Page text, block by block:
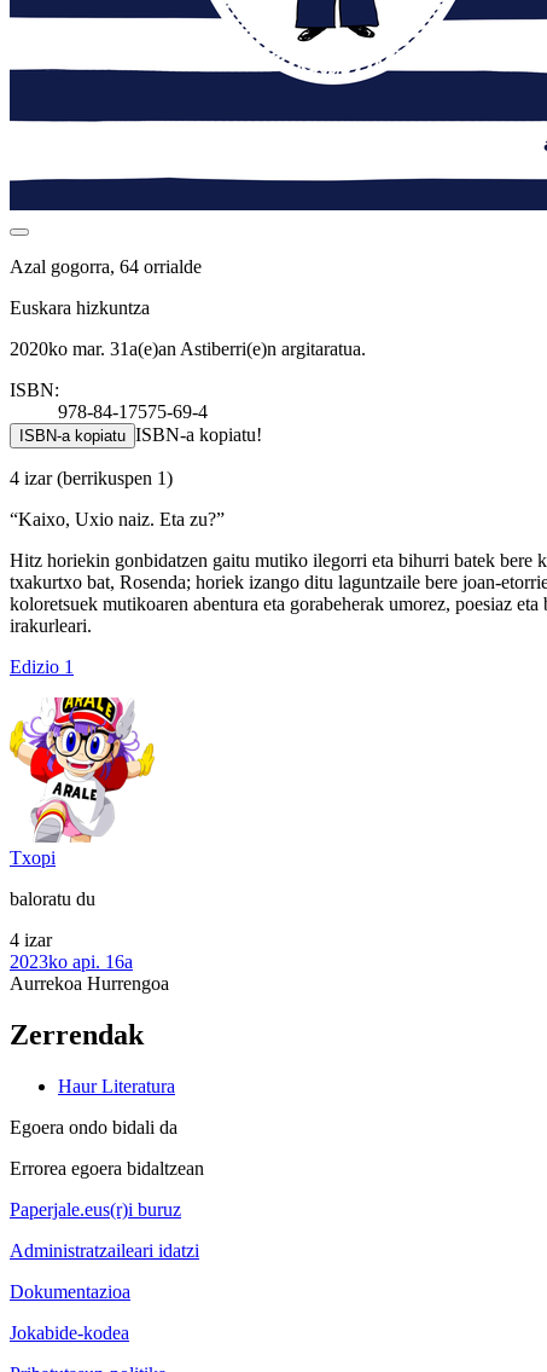
Azal gogorra, 64 orrialde
Euskara hizkuntza
2020ko mar. 31a(e)an Astiberri(e)n argitaratua.
ISBN:
978-84-17575-69-4
ISBN-a kopiatu ISBN-a kopiatu!
4 izar(berrikuspen 1)
“Kaixo, Uxio naiz. Eta zu?”
Hitz horiekin gonbidatzen gaitu mutiko ilegorri eta bihurri batek bere
txakurtxo bat, Rosenda; horiek izango ditu laguntzaile bere joan-
koloretsuek mutikoaren abentura eta gorabeherak umorez, poesiaz
irakurleari.
Edizio 1
Txopi
baloratu du
4 izar
2023ko api. 16a
Aurrekoa Hurrengoa
Zerrendak
Haur Literatura
Egoera ondo bidali da
Errorea egoera bidaltzean
Paperjale.eus(r)i buruz
Administratzaileari idatzi
Dokumentazioa
Jokabide-kodea